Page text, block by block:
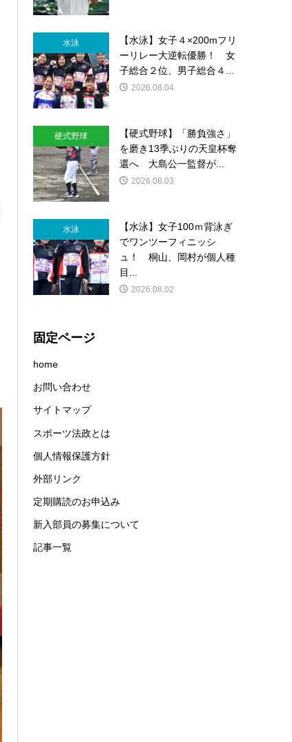
水泳
【水泳】女子４×200mフリ
ーリレー大逆転優勝！ 女
子総合２位、男子総合４...
2026.08.04
硬式野球
【硬式野球】「勝負強さ」
を磨き13季ぶりの天皇杯奪
還へ 大島公一監督が...
2026.08.03
水泳
【水泳】女子100ｍ背泳ぎ
でワンツーフィニッシ
ュ！ 桐山、岡村が個人種
目...
2026.08.02
固定ページ
home
お問い合わせ
サイトマップ
スポーツ法政とは
個人情報保護方針
外部リンク
定期購読のお申込み
新入部員の募集について
記事一覧